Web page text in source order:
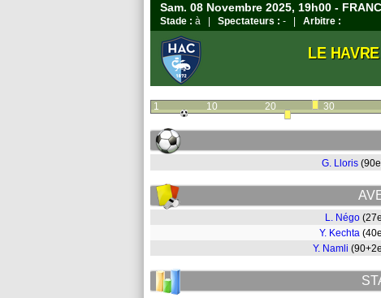
Sam. 08 Novembre 2025, 19h00 -
Stade : à | Spectateurs : - | Arbitre :
LE HAVRE
1 10 20 30
G. Lloris
L. Négo
Y. Kechta
Y. Namli